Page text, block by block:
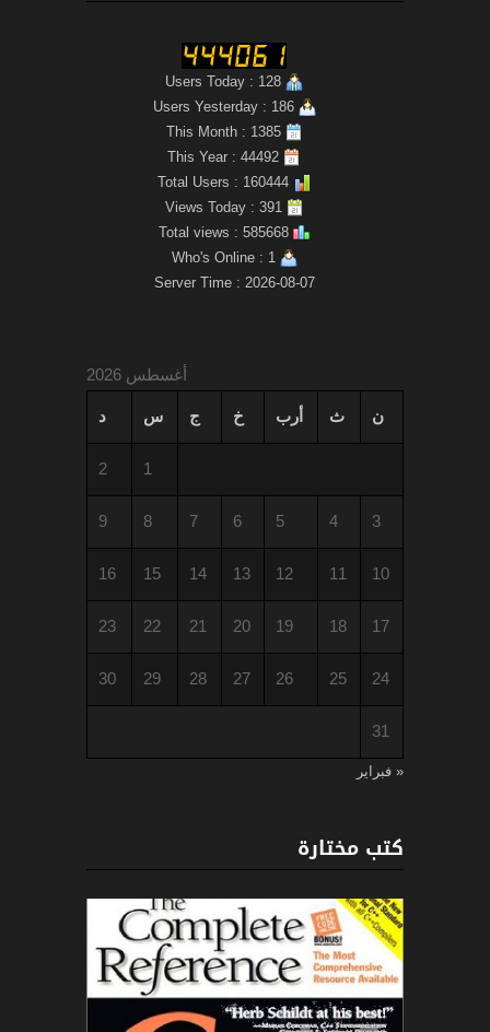
Users Yesterday : 186
This Month : 1385
Total views : 585668
Server Time : 2026-08-07
أغسطس 2026
ن ث أرب خ ج س د
1
2
3
4
5
6
7
8
9
10
11
12
13
14
15
16
17
18
19
20
21
22
23
24
25
26
27
28
29
30
31
« فبراير
كتب مختارة